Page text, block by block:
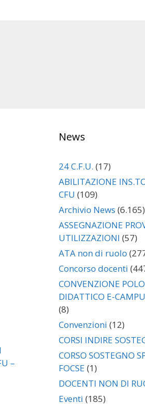
–
News
24 C.F.U. (17)
ABILITAZIONE
CFU (109)
Archivio News (6.165)
ASSEGNAZIONE
UTILIZZAZIONI (57)
ATA non di ruolo
Concorso docenti
CONVENZIONE POLO
DIDATTICO E-
(8)
Convenzioni (12)
CORSI INDIRE
CORSO SOSTEGNO
FOCSE (1)
DOCENTI NON DI
Eventi (185)